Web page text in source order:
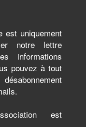
est uniquement
notre lettre
informations
pouvez à tout
est